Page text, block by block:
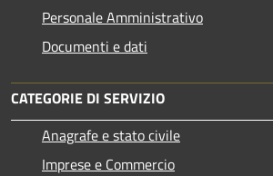
Personale Amministrativo
Documenti e dati
CATEGORIE DI SERVIZIO
Anagrafe e stato civile
Imprese e Commercio